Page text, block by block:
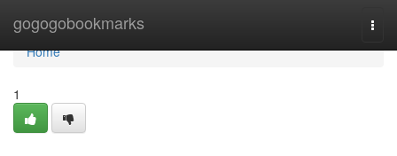
gogogobookmarks
Home
Home
1